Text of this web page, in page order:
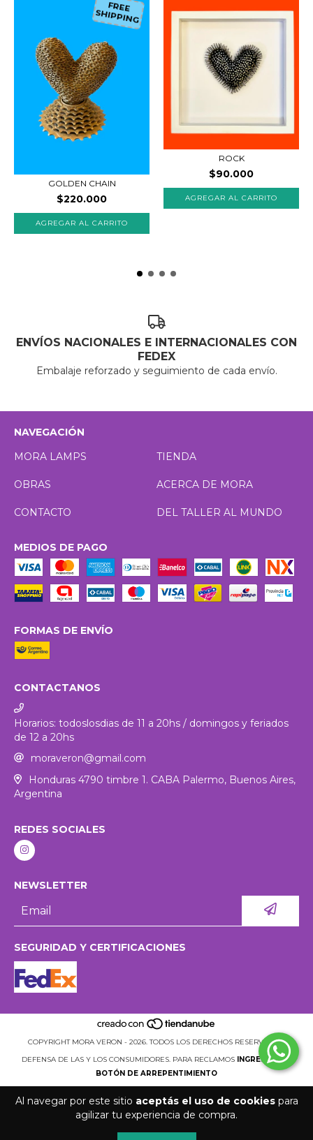
Al navegar por este sitio aceptás el uso de cookiespara
agilizar tu experiencia de compra.
FREE
SHIPPING
GOLDEN CHAIN
$220.000
ROCK
$90.000
AGREGAR AL CARRITO
ENVÍOS NACIONALES E INTERNACIONALES CON
FEDEX
Embalaje reforzado y seguimiento de cada envío.
NAVEGACIÓN
MORA LAMPS
TIENDA
OBRAS ACERCA DE MORA
CONTACTO DEL TALLER AL MUNDO
MEDIOS DE PAGO
FORMAS DE ENVÍO
CONTACTANOS
Horarios: todoslosdias de 11 a 20hs / domingos y feriados
de 12 a 20hs
moraveron@gmail.com
Honduras 4790 timbre 1. CABA Palermo, Buenos Aires,
Argentina
REDES SOCIALES
NEWSLETTER
SEGURIDAD Y CERTIFICACIONES
COPYRIGHT MORA VERON - 2026. TODOS LOS DERECHOS RESERVADOS.
DEFENSA DE LAS Y LOS CONSUMIDORES. PARA RECLAMOS INGRESÁ ACÁ.
BOTÓN DE ARREPENTIMIENTO